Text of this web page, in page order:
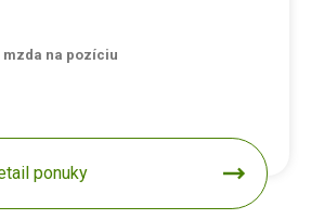
na pozíciu
ponuky